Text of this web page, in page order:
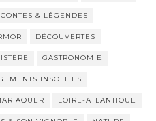
CONTES & LÉGENDES
DÉCOUVERTES
GASTRONOMIE
INSOLITES
LOIRE-ATLANTIQUE